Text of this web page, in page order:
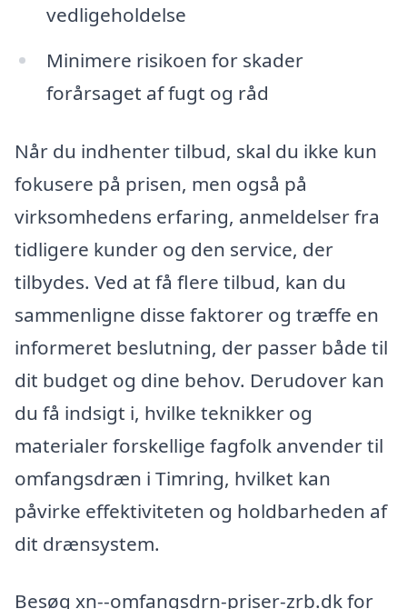
vedligeholdelse
Minimere risikoen for skader
forårsaget af fugt og råd
Når du indhenter tilbud, skal du ikke kun
fokusere på prisen, men også på
virksomhedens erfaring, anmeldelser fra
tidligere kunder og den service, der
tilbydes. Ved at få flere tilbud, kan du
sammenligne disse faktorer og træffe en
informeret beslutning, der passer både til
dit budget og dine behov. Derudover kan
du få indsigt i, hvilke teknikker og
materialer forskellige fagfolk anvender til
omfangsdræn i Timring, hvilket kan
påvirke effektiviteten og holdbarheden af
dit drænsystem.
Besøg xn--omfangsdrn-priser-zrb.dk for